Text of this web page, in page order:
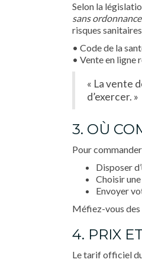
Selon la
sans ordonnance
risques
• Code de la
• Vente en ligne
« La vente
d’exercer. »
3. OÙ
Pour
Disposer
Choisir
Envoyer
Méfiez-vous
4. PRIX
Le tarif officiel